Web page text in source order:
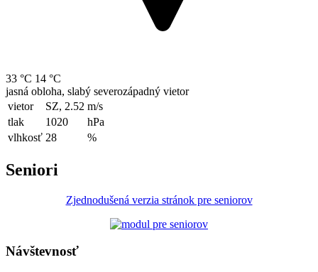
33 °C 14 °C
jasná obloha, slabý severozápadný vietor
vietor
SZ, 2.52 m/s
tlak
1020
hPa
vlhkosť 28 %
Seniori
Zjednodušená verzia stránok pre seniorov
Návštevnosť